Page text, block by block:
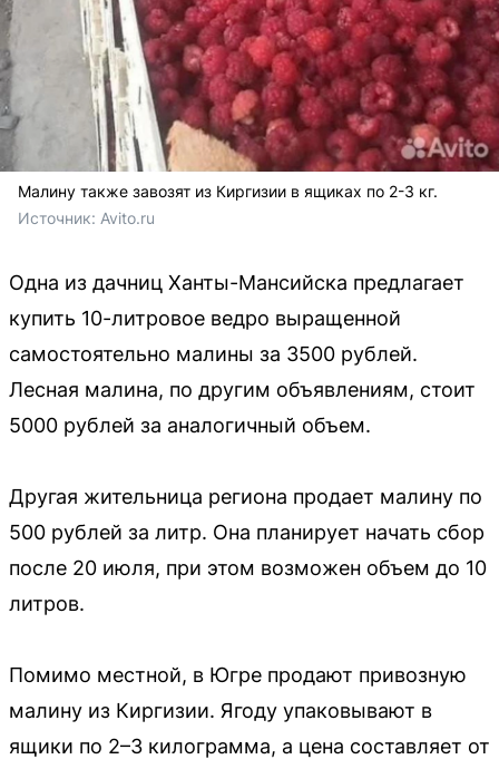
Малину также завозят из Киргизии в ящиках по 2-3 кг.
Источник: Avito.ru
Одна из дачниц Ханты-Мансийска предлагает
купить 10-литровое ведро выращенной
самостоятельно малины за 3500 рублей.
Лесная малина, по другим объявлениям, стоит
5000 рублей за аналогичный объем.
Другая жительница региона продает малину по
500 рублей за литр. Она планирует начать сбор
после 20 июля, при этом возможен объем до 10
литров.
Помимо местной, в Югре продают привозную
малину из Киргизии. Ягоду упаковывают в
ящики по 2–3 килограмма, а цена составляет от